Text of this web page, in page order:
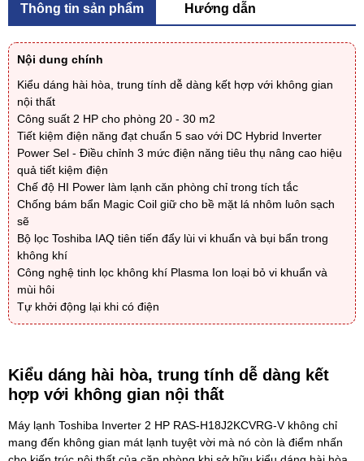
Thông tin sản phẩm Hướng dẫn
Nội dung chính
Kiểu dáng hài hòa, trung tính dễ dàng kết hợp với không gian
nội thất
Công suất 2 HP cho phòng 20 - 30 m2
Tiết kiệm điện năng đạt chuẩn 5 sao với DC Hybrid Inverter
Power Sel - Điều chỉnh 3 mức điện năng tiêu thụ nâng cao hiệu
quả tiết kiệm điện
Chế độ HI Power làm lạnh căn phòng chỉ trong tích tắc
Chống bám bẩn Magic Coil giữ cho bề mặt lá nhôm luôn sạch
sẽ
Bộ lọc Toshiba IAQ tiên tiến đẩy lùi vi khuẩn và bụi bẩn trong
không khí
Công nghệ tinh lọc không khí Plasma Ion loại bỏ vi khuẩn và
mùi hôi
Tự khởi động lại khi có điện
Kiểu dáng hài hòa, trung tính dễ dàng kết
hợp với không gian nội thất
Máy lạnh Toshiba Inverter 2 HP RAS-H18J2KCVRG-Vkhông chỉ
mang đến không gian mát lạnh tuyệt vời mà nó còn là điểm nhấn